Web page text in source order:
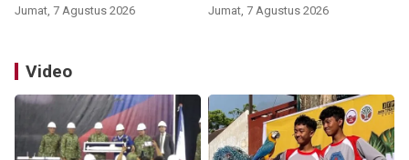
Jumat, 7 Agustus 2026 Jumat, 7 Agustus 2026
Video